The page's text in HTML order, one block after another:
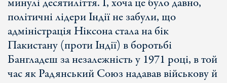
політичні лідери Індії не забули, що
адміністрація Ніксона стала на бік
Пакистану (проти Індії) в боротьбі
Бангладеш за незалежність у 1971 році, в той
час як Радянський Союз надавав військову й